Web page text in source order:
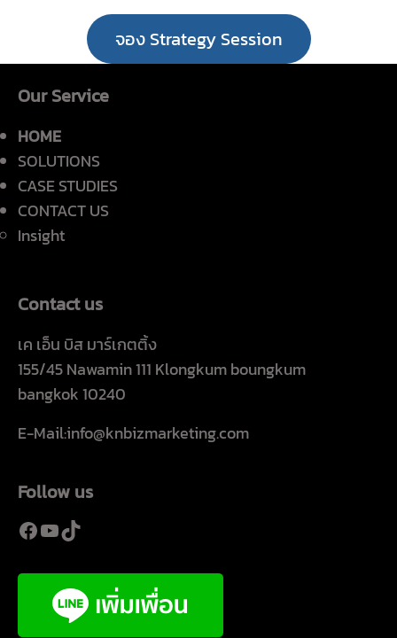
จอง Strategy Session
Our Service
HOME
SOLUTIONS
CASE STUDIES
CONTACT US
Insight
Contact us
เค เอ็น บิส มาร์เกตติ้ง
155/45 Nawamin 111 Klongkum boungkum
bangkok 10240
E-Mail:info@knbizmarketing.com
Follow us
Facebook
YouTube
TikTok